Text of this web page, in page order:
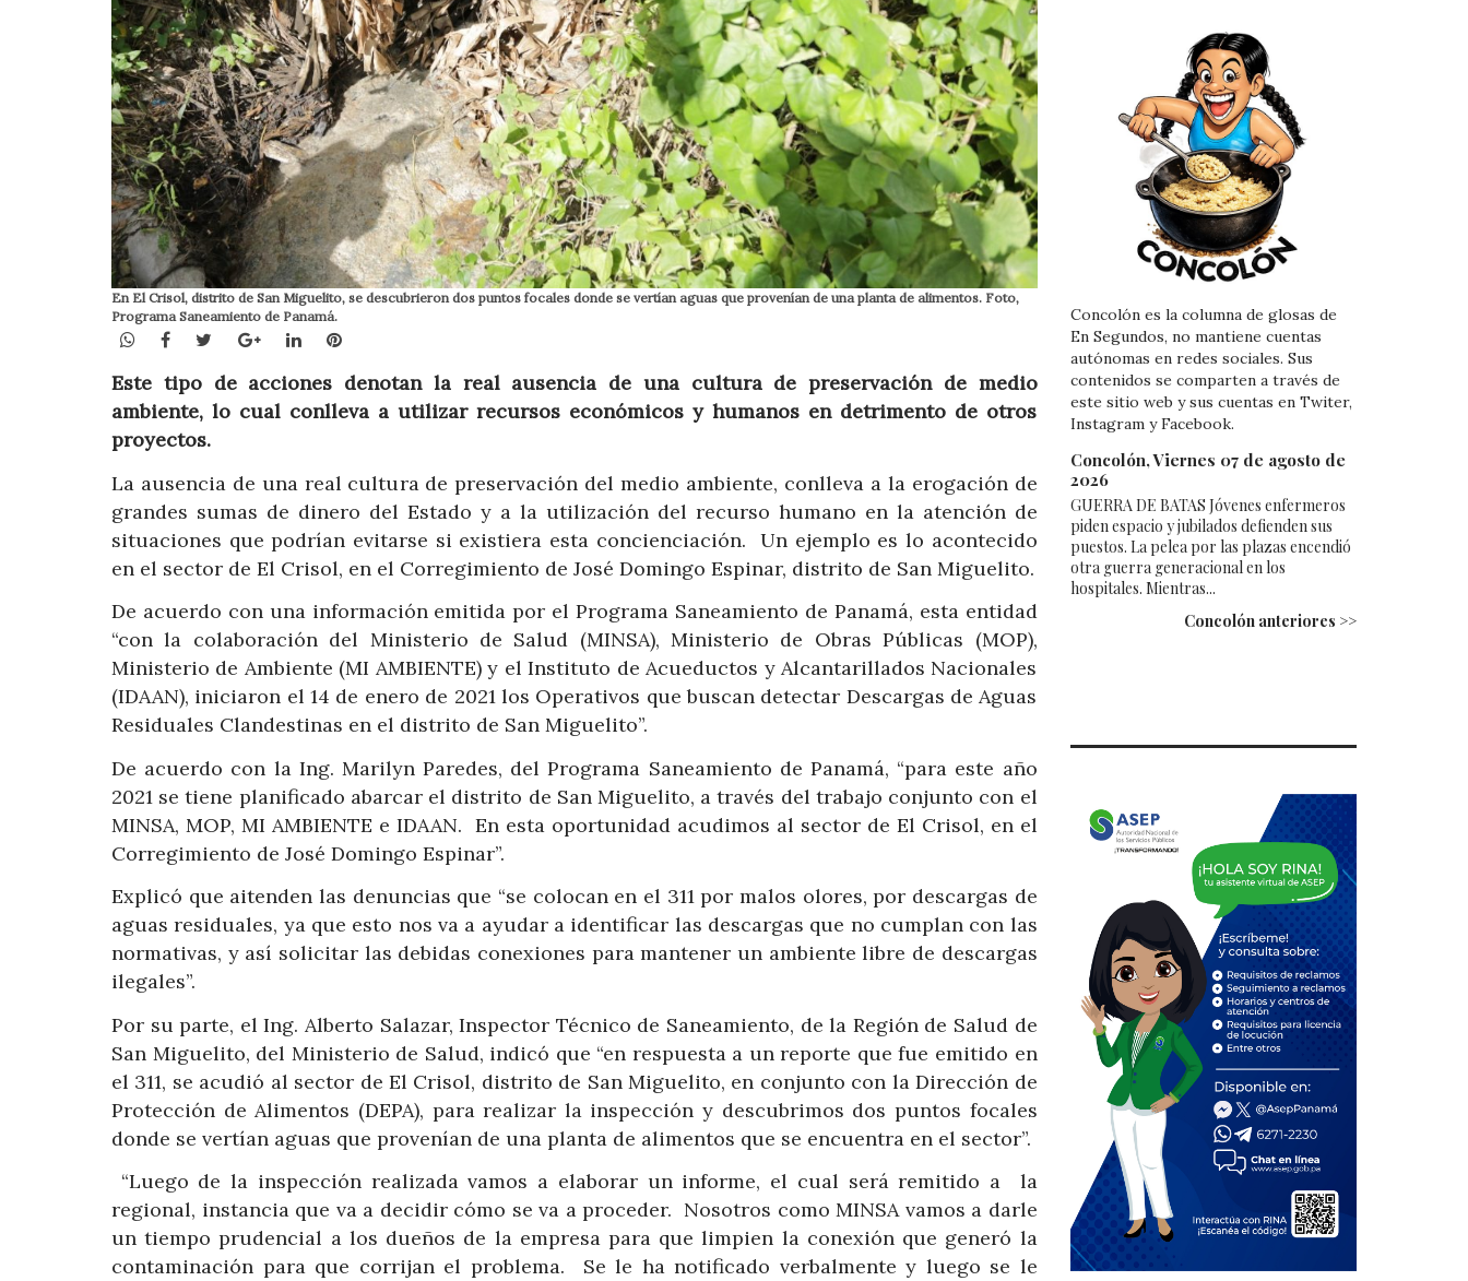
En El Crisol, distrito de San Miguelito, se descubrieron dos puntos focales donde se vertían aguas que provenían de una planta de alimentos. Foto,
Programa Saneamiento de Panamá.
WhatsApp
Facebook
TwitterGoogle+LinkedInPinterest
Este tipo de acciones denotan la real ausencia de una cultura de preservación de medio
ambiente, lo cual conlleva a utilizar recursos económicos y humanos en detrimento de otros
proyectos.
La ausencia de una real cultura de preservación del medio ambiente, conlleva a la erogación de
grandes sumas de dinero del Estado y a la utilización del recurso humano en la atención de
situaciones que podrían evitarse si existiera esta concienciación.
Un ejemplo es lo acontecido
en el sector de El Crisol, en el Corregimiento de José Domingo Espinar, distrito de San Miguelito.
De acuerdo con una información emitida por el Programa Saneamiento de Panamá, esta entidad
“con la colaboración del Ministerio de Salud (MINSA), Ministerio de Obras Públicas (MOP),
Ministerio de Ambiente (MI AMBIENTE) y el Instituto de Acueductos y Alcantarillados Nacionales
(IDAAN), iniciaron el 14 de enero de 2021 los Operativos que buscan detectar Descargas de Aguas
Residuales Clandestinas en el distrito de San Miguelito”.
De acuerdo con la Ing. Marilyn Paredes, del Programa Saneamiento de Panamá, “para este año
2021 se tiene planificado abarcar el distrito de San Miguelito, a través del trabajo conjunto con el
MINSA, MOP, MI AMBIENTE e IDAAN. En esta oportunidad acudimos al sector de El Crisol, en el
Corregimiento de José Domingo Espinar”.
Explicó que aitenden las denuncias que “se colocan en el 311 por malos olores, por descargas de
aguas residuales, ya que esto nos va a ayudar a identificar las descargas que no cumplan con las
normativas, y así solicitar las debidas conexiones para mantener un ambiente libre de descargas
ilegales”.
Por su parte, el Ing. Alberto Salazar, Inspector Técnico de Saneamiento, de la Región de Salud de
San Miguelito, del Ministerio de Salud, indicó que “en respuesta a un reporte que fue emitido en
el 311, se acudió al sector de El Crisol, distrito de San Miguelito, en conjunto con la Dirección de
Protección de Alimentos (DEPA), para realizar la inspección y descubrimos dos puntos focales
donde se vertían aguas que provenían de una planta de alimentos que se encuentra en el sector”.
“Luego de la inspección realizada vamos a elaborar un informe, el cual será remitido a
la
regional, instancia que va a decidir cómo se va a proceder. Nosotros como MINSA vamos a darle
un tiempo prudencial a los dueños de la empresa para que limpien la conexión que generó la
contaminación para que corrijan el problema.
Se le ha notificado verbalmente y luego se le
Concolón es la columna de glosas de
En Segundos, no mantiene cuentas
autónomas en redes sociales. Sus
contenidos se comparten a través de
este sitio web y sus cuentas en Twiter,
Instagram y Facebook.
Concolón, Viernes 07 de agosto de
2026
GUERRA DE BATAS Jóvenes enfermeros
piden espacio y jubilados defienden sus
puestos. La pelea por las plazas encendió
otra guerra generacional en los
hospitales. Mientras...
Concolón anteriores >>